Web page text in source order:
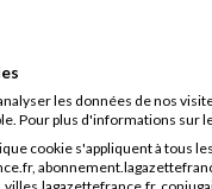
Mentions légales
les données de nos
Pour plus d'informations sur
cookie s'appliquent à tous